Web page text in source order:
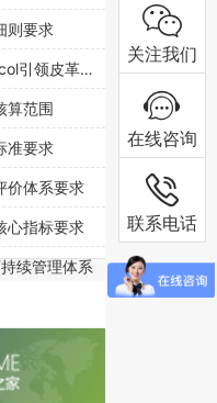
则要求
引领皮革行
算范围
准要求
价体系要求
心指标要求
续管理体系
关注我们
在线咨询
联系电话